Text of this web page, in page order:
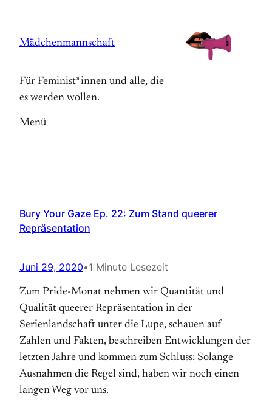
springen
Mädchenmannschaft
Für Feminist*innen und alle, die
es werden wollen.
Menü
Bury Your Gaze Ep. 22: Zum Stand queerer
Repräsentation
Juni 29, 2020•1 Minute Lesezeit
Zum Pride-Monat nehmen wir Quantität und
Qualität queerer Repräsentation in der
Serienlandschaft unter die Lupe, schauen auf
Zahlen und Fakten, beschreiben Entwicklungen der
letzten Jahre und kommen zum Schluss: Solange
Ausnahmen die Regel sind, haben wir noch einen
langen Weg vor uns.